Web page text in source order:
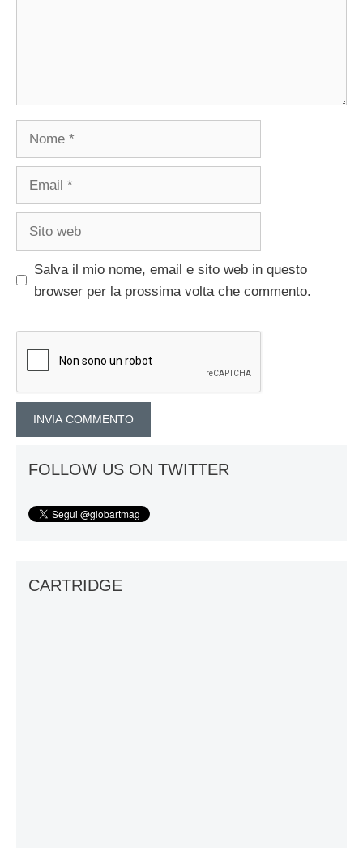
Salva il mio nome, email e sito web in questo
browser per la prossima volta che commento.
FOLLOW US ON TWITTER
CARTRIDGE